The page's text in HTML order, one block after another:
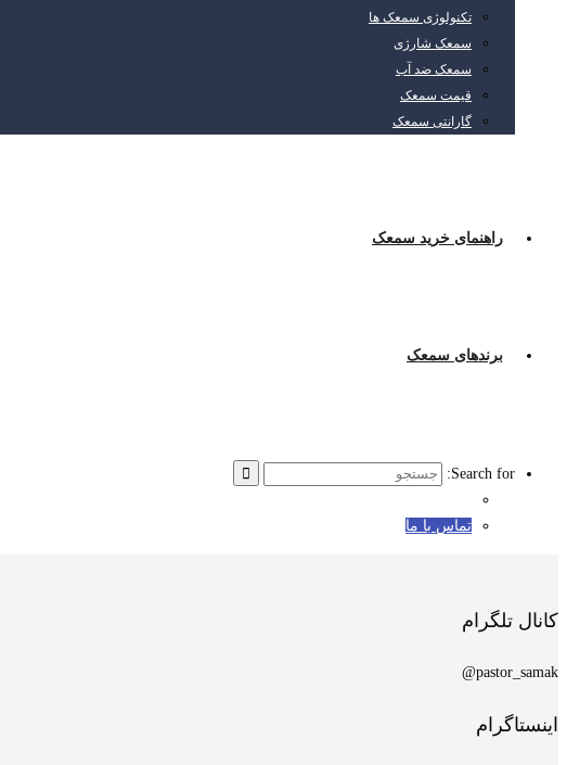
تکنولوژی سمعک ها
سمعک شارژی
سمعک ضد آب
قیمت سمعک
گارانتی سمعک
راهنمای خرید سمعک
برندهای سمعک
Search for:
تماس با ما
کانال تلگرام
pastor_samak@
اینستاگرام